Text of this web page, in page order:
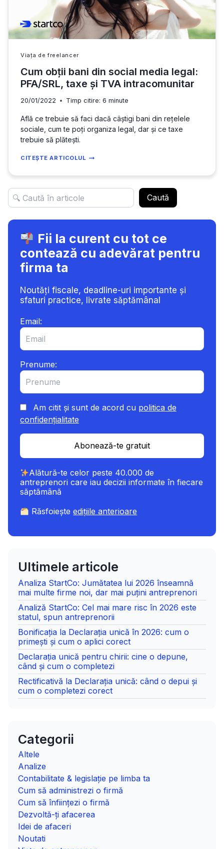
Viața de freelancer
Cum obții bani din social media legal:
PFA/SRL, taxe și TVA intracomunitar
20/01/2022 Timp citire: 6 minute
Află ce trebuie să faci dacă câștigi bani din rețelele
sociale, cum te poți organiza legal, dar și ce taxe
trebuie să plătești.
CITEȘTE ARTICOLUL CUM
BANI
DIN
MEDIA
LEGAL:
TAXE
ȘI
Caută
Fii la curent cu tot ce
contează cu adevărat pentru
firma ta
Noutăți fiscale, deadline-uri importante și
sfaturi practice, livrate săptămânal
Email:
Prenume:
Am citit și sunt de acord cu politica de
confidențialitate
Abonează-te gratuit
Alătură-te celor peste 40.000 de
antreprenori care iau decizii informate în fiecare
săptămână
Răsfoieșteedițiile anterioare
Ultimele articole
Analiza StartCo: Jumătatea lui 2026 înseamnă
mai multe firme noi, dar mai puțini antreprenori
Analiză StartCo: Cel mai mare risc în 2026 este
statul, spun antreprenorii
Bonificația la Declarația unică în 2026: cum o
primești și cum o aplici corect
Declarația unică pentru chirii: cine o depune,
când și cum o completezi
Rectificativă la Declarația unică: când o depui și
cum o completezi corect
Categorii
Altele
Analize
Contabilitate & legislație pe limba ta
Cum să administrezi o firmă
Cum să înființezi o firmă
Dezvoltă-ți afacerea
Idei de afaceri
Noutati